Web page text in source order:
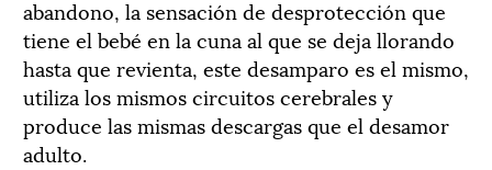
abandono, la sensación de desprotección que
tiene el bebé en la cuna al que se deja llorando
hasta que revienta, este desamparo es el mismo,
utiliza los mismos circuitos cerebrales y
produce las mismas descargas que el desamor
adulto.